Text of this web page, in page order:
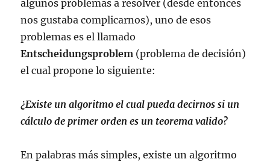
algunos problemas a resolver (desde entonces
nos gustaba complicarnos), uno de esos
problemas es el llamado
Entscheidungsproblem (problema de decisión)
el cual propone lo siguiente:
¿Existe un algoritmo el cual pueda decirnos si un
cálculo de primer orden es un teorema valido?
En palabras más simples, existe un algoritmo